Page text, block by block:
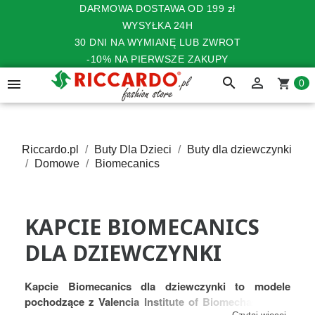
DARMOWA DOSTAWA OD 199 zł
WYSYŁKA 24H
30 DNI NA WYMIANĘ LUB ZWROT
-10% NA PIERWSZE ZAKUPY
 search  shopping_cart 0
Riccardo.pl Buty Dla Dzieci
Buty dla dziewczynki
Domowe
Biomecanics
KAPCIE BIOMECANICS
DLA DZIEWCZYNKI
Kapcie Biomecanics dla dziewczynki to modele
pochodzące z Valencia Institute of Biomechanics